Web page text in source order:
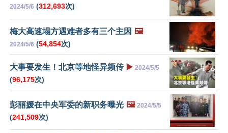
2024/5/6 (312,693次)
梅大高速塌方遇难者多有三个主因 🖼️
2024/5/6 (54,854次)
大事要发生！北京等地怪异频传 ▶️ 2024/5/5
(96,175次)
彭丽媛在中央军委的新职务曝光 🖼️ 2024/5/5
(241,509次)